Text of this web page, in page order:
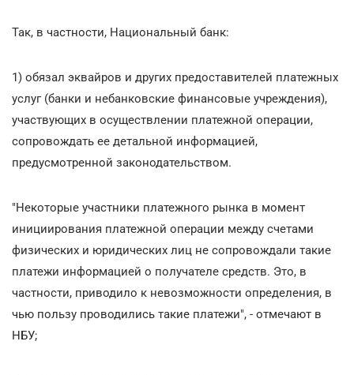
Так, в частности, Национальный банк:
1) обязал эквайров и других предоставителей платежных
услуг (банки и небанковские финансовые учреждения),
участвующих в осуществлении платежной операции,
сопровождать ее детальной информацией,
предусмотренной законодательством.
"Некоторые участники платежного рынка в момент
инициирования платежной операции между счетами
физических и юридических лиц не сопровождали такие
платежи информацией о получателе средств. Это, в
частности, приводило к невозможности определения, в
чью пользу проводились такие платежи", - отмечают в
НБУ;